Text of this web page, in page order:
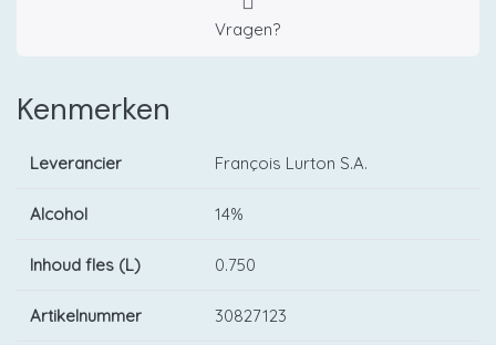
Vragen?
Kenmerken
Leverancier François Lurton S.A.
Alcohol 14%
Inhoud fles (L) 0.750
Artikelnummer 30827123